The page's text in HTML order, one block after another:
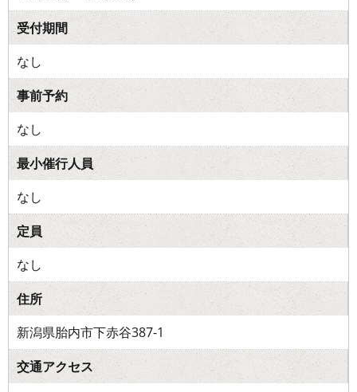
受付期間
なし
事前予約
なし
最小催行人員
なし
定員
なし
住所
新潟県胎内市下赤谷387-1
交通アクセス